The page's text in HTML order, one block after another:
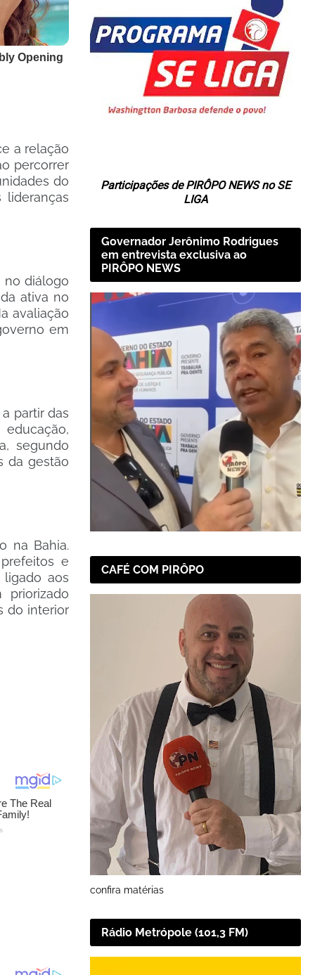
a relação
percorrer
do
lideranças
no diálogo
ativa no
avaliação
em
partir das
segundo
da gestão
na Bahia.
e
aos
do interior
Participações de PIRÔPO NEWS no SE
LIGA
Governador Jerônimo Rodrigues
em entrevista exclusiva ao
PIRÔPO NEWS
CAFÉ COM PIRÔPO
confira matérias
Rádio Metrópole (101,3 FM)